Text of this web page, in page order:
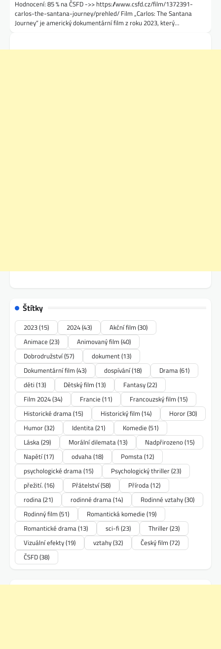
Hodnocení: 85 % na ČSFD ->> https://www.csfd.cz/film/1372391-
carlos-the-santana-journey/prehled/ Film „Carlos: The Santana
Journey“ je americký dokumentární film z roku 2023, který…
Štítky
2023(15) 2024(43) Akční film (30)
Animace (23) Animovaný film (40)
Dobrodružství(57) dokument(13)
Dokumentární film (43) dospívání(18) Drama(61)
děti (13) Dětský film (13) Fantasy(22)
Film 2024(34) Francie (11) Francouzský film (15)
Historické drama(15) Historický film (14) Horor(30)
Humor(32) Identita(21) Komedie (51)
Láska(29) Morální dilemata(13) Nadpřirozeno(15)
Napětí(17) odvaha(18) Pomsta(12)
psychologické drama(15) Psychologický thriller(23)
přežití. (16) Přátelství(58) Příroda(12)
rodina(21) rodinné drama(14) Rodinné vztahy(30)
Rodinný film (51) Romantická komedie (19)
Romantické drama(13) sci-fi (23) Thriller(23)
Vizuální efekty(19) vztahy(32) Český film (72)
ČSFD(38)